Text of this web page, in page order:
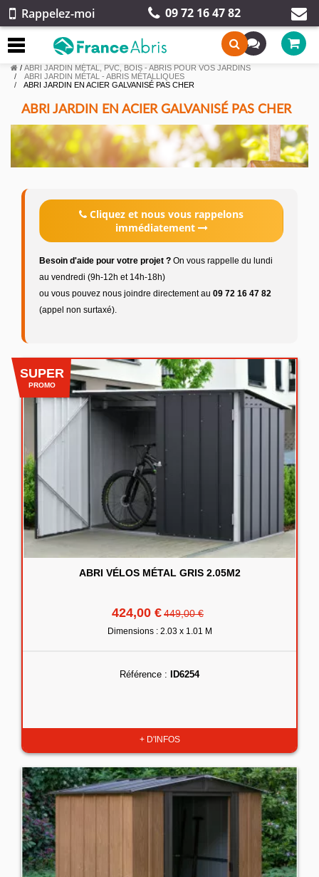
Rappelez-moi 09 72 16 47 82
/ ABRI JARDIN MÉTAL, PVC, BOIS - ABRIS POUR VOS JARDINS
ABRI JARDIN MÉTAL - ABRIS MÉTALLIQUES
ABRI JARDIN EN ACIER GALVANISÉ PAS CHER
ABRI JARDIN EN ACIER GALVANISÉ PAS CHER
Cliquez et nous vous rappelons
immédiatement
Besoin d'aide pour votre projet ? On vous rappelle du lundi
au vendredi (9h-12h et 14h-18h)
ou vous pouvez nous joindre directement au 09 72 16 47 82
(appel non surtaxé).
SUPER
PROMO
ABRI VÉLOS MÉTAL GRIS 2.05M2
424,00 €449,00 €
Dimensions : 2.03 x 1.01 M
Référence : ID6254
+ D'INFOS